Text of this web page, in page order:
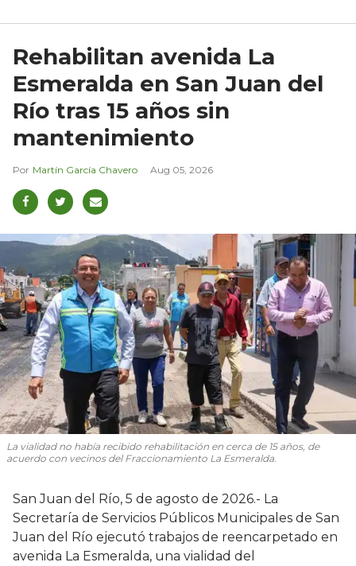
Rehabilitan avenida La
Esmeralda en San Juan del
Río tras 15 años sin
mantenimiento
Martín García Chavero Aug 05, 2026
La vialidad no había recibido rehabilitación en cerca de 15 años, de
acuerdo con vecinos del Fraccionamiento La Esmeralda.
San Juan del Río, 5 de agosto de 2026.- La
Secretaría de Servicios Públicos Municipales de San
Juan del Río ejecutó trabajos de reencarpetado en
avenida La Esmeralda, una vialidad del